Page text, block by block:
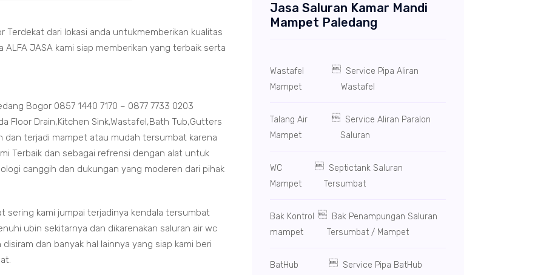
Terdekat dari lokasi anda untukmemberikan kualitas
JASA kami siap memberikan yang terbaik serta
Bogor 0857 1440 7170 – 0877 7733 0203
Floor Drain,Kitchen Sink,Wastafel,Bath Tub,Gutters
dan terjadi mampet atau mudah tersumbat karena
Terbaik dan sebagai refrensi dengan alat untuk
canggih dan dukungan yang moderen dari pihak
sering kami jumpai terjadinya kendala tersumbat
ubin sekitarnya dan dikarenakan saluran air wc
dan banyak hal lainnya yang siap kami beri
Jasa Saluran Kamar Mandi
Mampet Paledang
Wastafel
Mampet
 Service Pipa Aliran
Wastafel
Talang Air
Mampet
Service Aliran Paralon
Saluran
WC
Mampet
 Septictank Saluran
Tersumbat
Bak Kontrol
mampet
 Bak Penampungan Saluran
Tersumbat / Mampet
BatHub
 Service Pipa BatHub